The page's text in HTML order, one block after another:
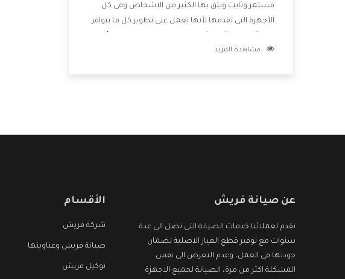
مستمر وثابت ويثق بها الكثير من الاشخاص وفى كل
الأجهزة التى تقدمها لأنها تعمل على تطوير كل ما يتوافر
خدمات ما بعد البيع مع المنتجات وتقدم للعملاء أقوى
مشاهدة المزيد
عن صيانة فريش
نقدم لعملائنا خدمات الصيانة التى تصل الى عدة
سنوات مع توفير قطع الغيار الاصلية لضمان
جودتها فى العمل، وعدم التعرض الى نفس
المشكلة اكثر من مرة، الصيانة لجميع الاجهزة
الأقسام
شركة فريش
صيانة فريش وعناوينها
توكيل فريش